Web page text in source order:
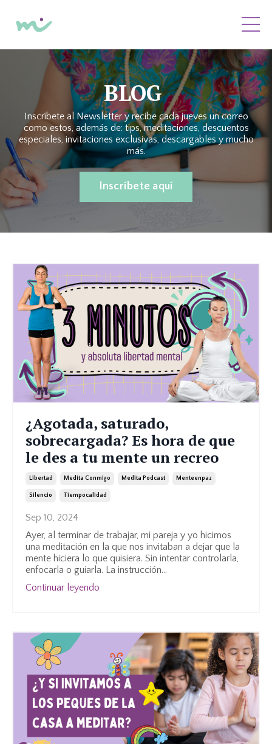
BLOG
Inscríbete al Newsletter y recibe cada jueves un correo
como estos, además de: tips, meditaciones, descuentos
especiales, invitaciones exclusivas, descargables y mucho
más.
Inscríbete aquí
¿Agotada, saturado,
sobrecargada? Es hora de que
le des a tu mente un recreo
Libertad Medita Conmigo Medita Podcast Menteenpaz
Silencio Tiempocalidad
Sep 10, 2024
Ayer, al terminar de trabajar, mi pareja y yo hicimos
una meditación en la que nos invitaban a dejar que la
mente hiciera lo que quisiera. Sin intentar controlarla,
enfocarla o guiarla. La instrucción...
Continuar leyendo